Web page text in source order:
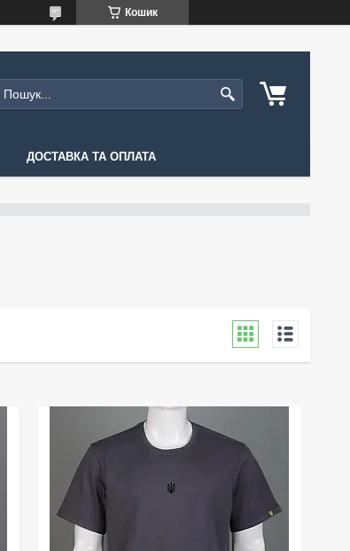
Кошик
ДОСТАВКА ТА ОПЛАТА